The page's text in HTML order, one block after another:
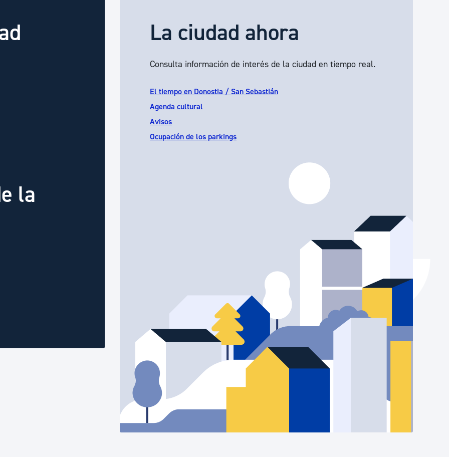
la
La ciudad ahora
Consulta información de interés de la ciudad en tiempo real.
El tiempo en Donostia / San Sebastián
Agenda cultural
Avisos
Ocupación de los parkings